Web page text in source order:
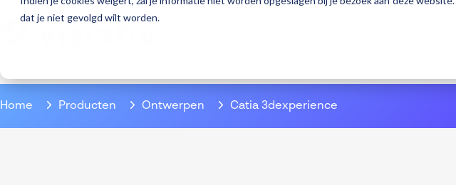
dat je niet gevolgd wilt worden.
Home Producten Ontwerpen Catia 3dexperience